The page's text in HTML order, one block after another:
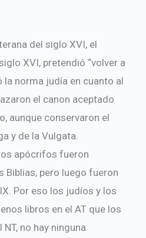
del siglo XVI, el
XVI, pretendió “volver a
la norma judía en cuanto al
el canon aceptado
aunque conservaron el
y de la Vulgata.
apócrifos fueron
Biblias, pero luego fueron
Por eso los judíos y los
libros en el AT que los
no hay ninguna